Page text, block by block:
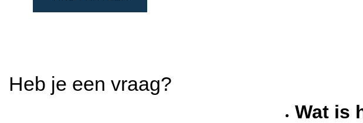
Heb je een vraag?
Wat is